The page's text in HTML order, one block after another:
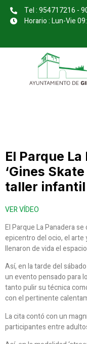
Tel : 954717216 -
Horario : Lun-Vie
El Parque
‘Gines
taller
VER VÍDEO
El Parque La Panadera
epicentro del ocio, el arte
llenaron de vida el
Así, en la tarde del
un evento pensado para
tanto pulir su técnica
con el pertinente
La cita contó con un
participantes entre